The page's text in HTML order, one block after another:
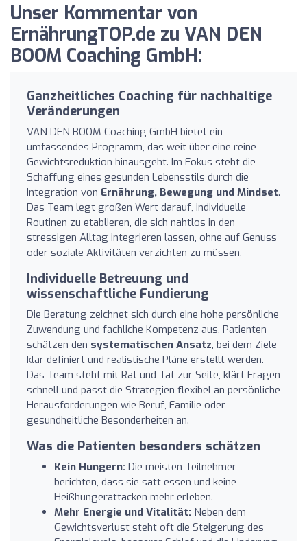
Unser Kommentar von
ErnährungTOP.de zu VAN DEN
BOOM Coaching GmbH:
Ganzheitliches Coaching für nachhaltige
Veränderungen
VAN DEN BOOM Coaching GmbH bietet ein
umfassendes Programm, das weit über eine reine
Gewichtsreduktion hinausgeht. Im Fokus steht die
Schaffung eines gesunden Lebensstils durch die
Integration von Ernährung, Bewegung und Mindset.
Das Team legt großen Wert darauf, individuelle
Routinen zu etablieren, die sich nahtlos in den
stressigen Alltag integrieren lassen, ohne auf Genuss
oder soziale Aktivitäten verzichten zu müssen.
Individuelle Betreuung und
wissenschaftliche Fundierung
Die Beratung zeichnet sich durch eine hohe persönliche
Zuwendung und fachliche Kompetenz aus. Patienten
schätzen den systematischen Ansatz, bei dem Ziele
klar definiert und realistische Pläne erstellt werden.
Das Team steht mit Rat und Tat zur Seite, klärt Fragen
schnell und passt die Strategien flexibel an persönliche
Herausforderungen wie Beruf, Familie oder
gesundheitliche Besonderheiten an.
Was die Patienten besonders schätzen
Kein Hungern: Die meisten Teilnehmer
berichten, dass sie satt essen und keine
Heißhungerattacken mehr erleben.
Mehr Energie und Vitalität: Neben dem
Gewichtsverlust steht oft die Steigerung des